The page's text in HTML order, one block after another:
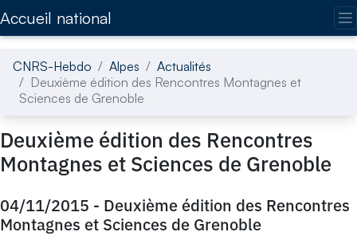
Accueil national
CNRS-Hebdo Alpes
Actualités
Deuxième édition des Rencontres Montagnes et
Sciences de Grenoble
Deuxième édition des Rencontres
Montagnes et Sciences de Grenoble
04/11/2015 - Deuxième édition des Rencontres
Montagnes et Sciences de Grenoble